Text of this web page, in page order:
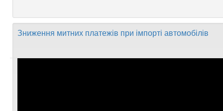
Зниження митних платежів при імпорті автомобілів